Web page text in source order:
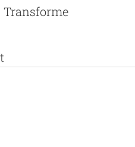
Transforme